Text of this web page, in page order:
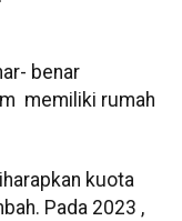
benar
memiliki rumah
kuota
Pada 2023 ,